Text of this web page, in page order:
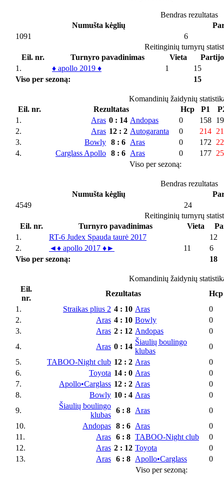
Bendras rezultatas
Numušta kėglių
1091
6
Reitinginių turnyrų
Eil. nr.
Turnyro pavadinimas Vieta
1.
♦ apollo 2019 ♦ 1
15
Viso per sezoną:
15
Komandinių žaidynių
Eil. nr.
Rezultatas Hcp P1
1.
Aras 0 : 14 Andopas 0 158
2.
Aras 12 : 2 Autogaranta 0 214
3.
Bowly 8 : 6 Aras 0 172
4.
Carglass Apollo 8 : 6 Aras 0 177
Viso per sezoną:
Bendras rezultatas
Numušta kėglių
4549
24
Reitinginių turnyrų
Eil. nr.
Turnyro pavadinimas Vieta
1.
RT-6 Judex Spauda taurė 2017
12
2.
◄♦ apollo 2017 ♦► 11
6
Viso per sezoną:
18
Komandinių žaidynių
Eil.
nr.
Rezultatas
Hcp
1.
Straikas plius 2 4 : 10 Aras
0
2.
Aras 4 : 10 Bowly
0
3.
Aras 2 : 12 Andopas
0
4.
Aras 0 : 14
Šiaulių boulingo
klubas
0
5.
TABOO-Night club 12 : 2 Aras
0
6.
Toyota 14 : 0 Aras
0
7.
Apollo•Carglass 12 : 2 Aras
0
8.
Bowly 10 : 4 Aras
0
9.
Šiaulių boulingo
klubas
6 : 8 Aras
0
10.
Andopas 8 : 6 Aras
0
11.
Aras 6 : 8 TABOO-Night club
0
12.
Aras 2 : 12 Toyota
0
13.
Aras 6 : 8 Apollo•Carglass
0
Viso per sezoną: